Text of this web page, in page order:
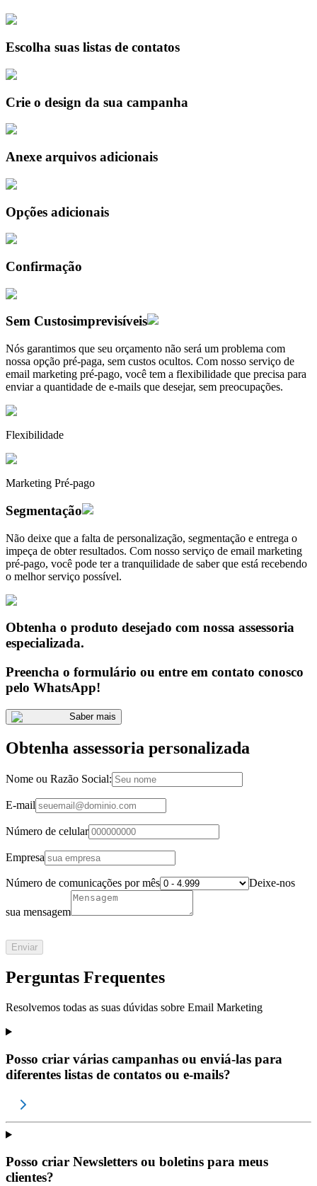
Escolha suas listas de contatos
Crie o design da sua campanha
Anexe arquivos adicionais
Opções adicionais
Confirmação
Sem Custosimprevisíveis
Nós garantimos que seu orçamento não será um problema com
nossa opção pré-paga, sem custos ocultos. Com nosso serviço de
email marketing pré-pago, você tem a flexibilidade que precisa para
enviar a quantidade de e-mails que desejar, sem preocupações.
Flexibilidade
Marketing Pré-pago
Segmentação
Não deixe que a falta de personalização, segmentação e entrega o
impeça de obter resultados. Com nosso serviço de email marketing
pré-pago, você pode ter a tranquilidade de saber que está recebendo
o melhor serviço possível.
Obtenha o produto desejado com nossa assessoria
especializada.
Preencha o formulário ou entre em contato conosco
pelo WhatsApp!
Saber mais
Obtenha assessoria personalizada
Nome ou Razão Social:
E-mail
Número de celular
Empresa
Número de comunicações por mês Deixe-nos
sua mensagem
Enviar
Perguntas Frequentes
Resolvemos todas as suas dúvidas sobre Email Marketing
Posso criar várias campanhas ou enviá-las para
diferentes listas de contatos ou e-mails?
Posso criar Newsletters ou boletins para meus
clientes?